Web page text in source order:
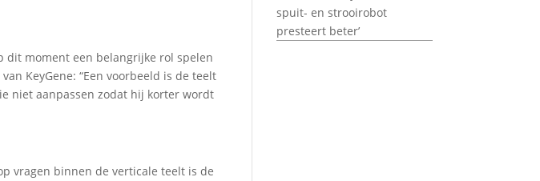
dit moment een belangrijke rol spelen
KeyGene: “Een voorbeeld is de teelt
niet aanpassen zodat hij korter wordt
vragen binnen de verticale teelt is de
spuit- en strooirobot
presteert beter’